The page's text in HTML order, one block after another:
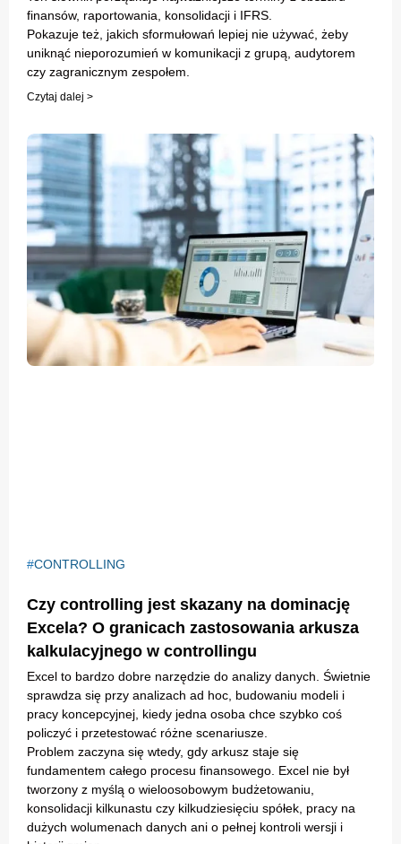
finansów, raportowania, konsolidacji i IFRS.
Pokazuje też, jakich sformułowań lepiej nie używać, żeby
uniknąć nieporozumień w komunikacji z grupą, audytorem
czy zagranicznym zespołem.
Czytaj dalej >
CONTROLLING
Czy controlling jest skazany na dominację
Excela? O granicach zastosowania arkusza
kalkulacyjnego w controllingu
Excel to bardzo dobre narzędzie do analizy danych. Świetnie
sprawdza się przy analizach ad hoc, budowaniu modeli i
pracy koncepcyjnej, kiedy jedna osoba chce szybko coś
policzyć i przetestować różne scenariusze.
Problem zaczyna się wtedy, gdy arkusz staje się
fundamentem całego procesu finansowego. Excel nie był
tworzony z myślą o wieloosobowym budżetowaniu,
konsolidacji kilkunastu czy kilkudziesięciu spółek, pracy na
dużych wolumenach danych ani o pełnej kontroli wersji i